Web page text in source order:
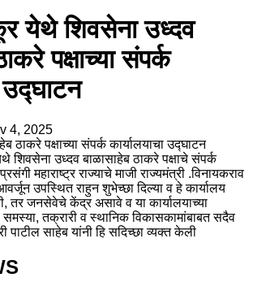
येथे शिवसेना उध्दव
पक्षाच्या संपर्क
उद्घाटन
4, 2025
ठाकरे पक्षाच्या संपर्क कार्यालयाचा उद्घाटन
उध्दव बाळासाहेब ठाकरे पक्षाचे संपर्क
महाराष्ट्र राज्याचे माजी राज्यमंत्री .विनायकराव
उपस्थित राहुन शुभेच्छा दिल्या व हे कार्यालय
तर जनसेवेचे केंद्र असावे व या कार्यालयाच्या
समस्या, तक्रारी व स्थानिक विकासकामांबाबत सदैव
पाटील साहेब यांनी हि सदिच्छा व्यक्त केली